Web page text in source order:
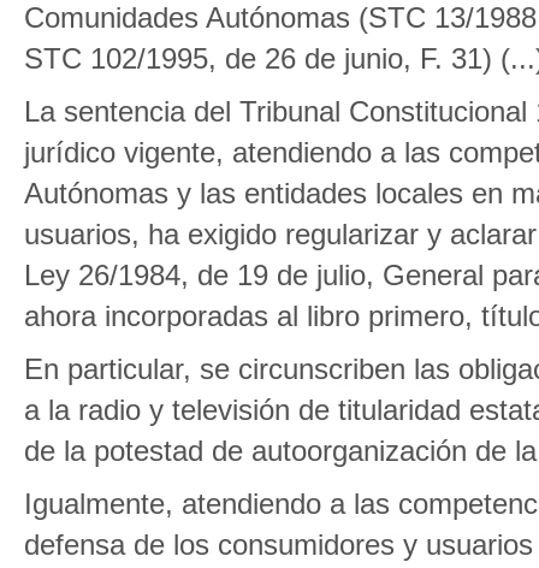
Comunidades Autónomas (STC 13/
STC 102/1995, de 26 de junio, F. 31)
La sentencia del Tribunal
jurídico vigente, atendiendo a las
Autónomas y las entidades locales en
usuarios, ha exigido regularizar y
Ley 26/1984, de 19 de julio, General
ahora incorporadas al libro primero,
En particular, se circunscriben las
a la radio y televisión de titularidad
de la potestad de autoorganización de
Igualmente, atendiendo a las
defensa de los consumidores y